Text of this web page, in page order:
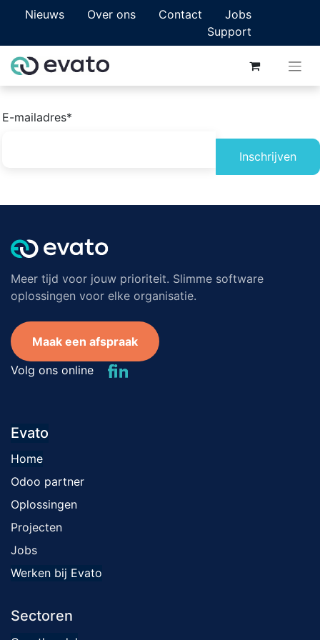
Nieuws Over ons Contact
Jobs
Support
E-mailadres*
Inschrijven
Meer tijd voor jouw prioriteit. Slimme software
oplossingen voor elke organisatie.
Maak een afspraak
Volg ons online
Evato
Home
Odoo par​​tner
Oplossingen
Projecten
Jobs
Werken bij Evato
Sectoren